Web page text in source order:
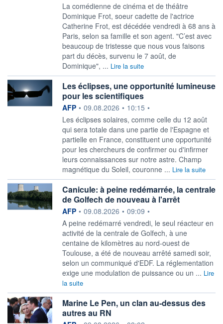
La comédienne de cinéma et de théâtre
Dominique Frot, soeur cadette de l'actrice
Catherine Frot, est décédée vendredi à 68 ans à
Paris, selon sa famille et son agent. "C’est avec
beaucoup de tristesse que nous vous faisons
part du décès, survenu le 7 août, de
Dominique", ... Lire la suite
Les éclipses, une opportunité lumineuse
pour les scientifiques
information fournie par
AFP • 09.08.2026 • 10:15 •
Les éclipses solaires, comme celle du 12 août
qui sera totale dans une partie de l'Espagne et
partielle en France, constituent une opportunité
pour les chercheurs de confirmer ou d'infirmer
leurs connaissances sur notre astre. Champ
magnétique du Soleil, couronne ... Lire la suite
Canicule: à peine redémarrée, la centrale
de Golfech de nouveau à l'arrêt
information fournie par
AFP • 09.08.2026 • 09:09 •
A peine redémarré vendredi, le seul réacteur en
activité de la centrale de Golfech, à une
centaine de kilomètres au nord-ouest de
Toulouse, a été de nouveau arrêté samedi soir,
selon un communiqué d'EDF. La réglementation
exige une modulation de puissance ou un ... Lire
la suite
Marine Le Pen, un clan au-dessus des
autres au RN